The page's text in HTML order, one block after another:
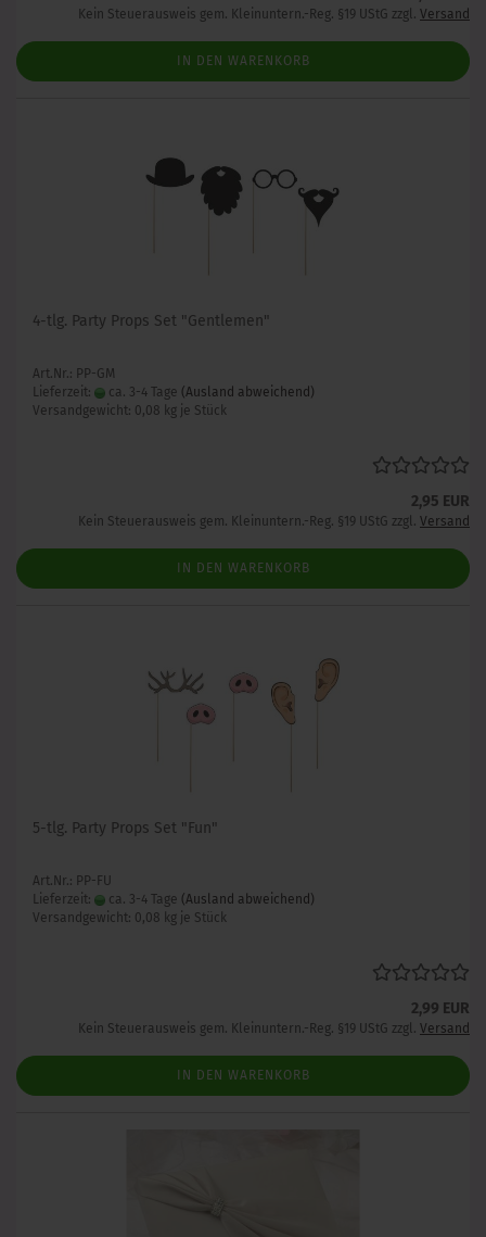
Kein Steuerausweis gem. Kleinuntern.-Reg. §19 UStG zzgl. Versand
IN DEN WARENKORB
4-tlg. Party Props Set "Gentlemen"
Art.Nr.: PP-GM
Lieferzeit:
ca. 3-4 Tage (Ausland abweichend)
Versandgewicht: 0,08 kg je Stück
2,95 EUR
Kein Steuerausweis gem. Kleinuntern.-Reg. §19 UStG zzgl. Versand
IN DEN WARENKORB
5-tlg. Party Props Set "Fun"
Art.Nr.: PP-FU
Lieferzeit:
ca. 3-4 Tage (Ausland abweichend)
Versandgewicht: 0,08 kg je Stück
2,99 EUR
Kein Steuerausweis gem. Kleinuntern.-Reg. §19 UStG zzgl. Versand
IN DEN WARENKORB